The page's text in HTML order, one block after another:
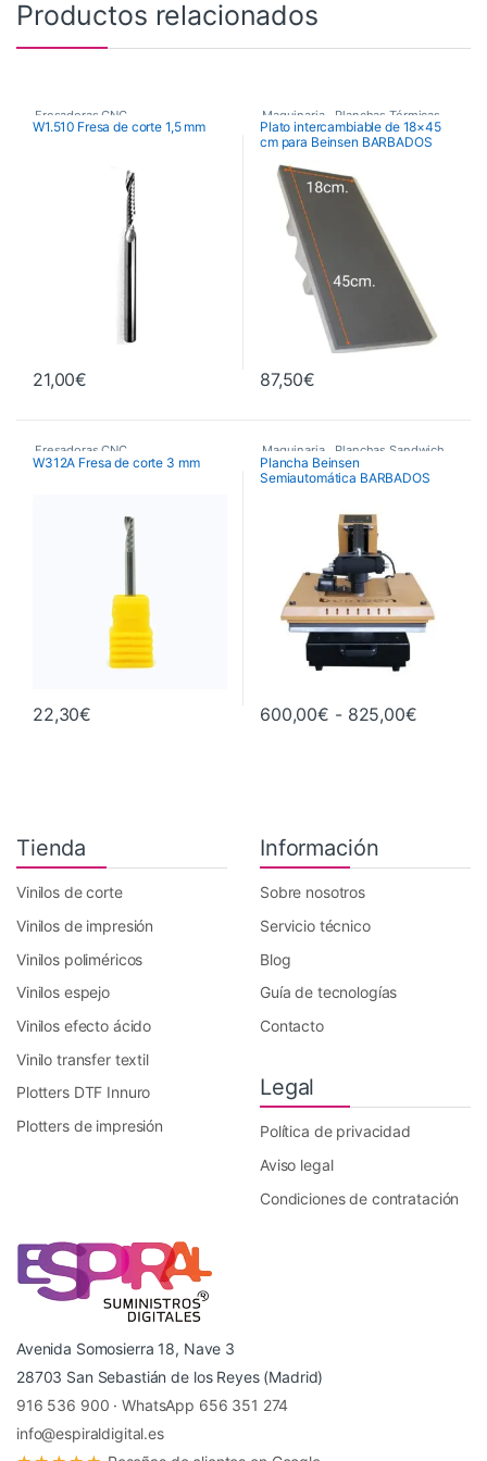
Productos relacionados
Fresadoras CNC
W1.510 Fresa de corte 1,5 mm
21,00€
Maquinaria Planchas Térmicas
Recambios Planchas
Plato intercambiable de 18×45
cm para Beinsen BARBADOS
87,50€
Fresadoras CNC
W312A Fresa de corte 3 mm
22,30€
Maquinaria Planchas Sandwich
Planchas Térmicas
Plancha Beinsen
Semiautomática BARBADOS
600,00€ - 825,00€Rango
Tienda
Vinilos de corte
Vinilos de impresión
Vinilos poliméricos
Vinilos espejo
Vinilos efecto ácido
Vinilo transfer textil
Plotters DTF Innuro
Plotters de impresión
Información
Sobre nosotros
Servicio técnico
Blog
Guía de tecnologías
Contacto
Legal
Política de privacidad
Aviso legal
Condiciones de contratación
Avenida Somosierra 18, Nave 3
28703 San Sebastián de los Reyes (Madrid)
916 536 900 ·WhatsApp 656 351 274
info@espiraldigital.es